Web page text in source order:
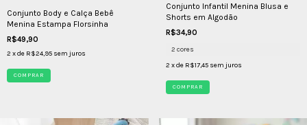
Conjunto Body e Calça Bebê
Menina Estampa Florsinha
R$49,90
2 x de R$24,95 sem juros
COMPRAR
Conjunto Infantil Menina Blusa e
Shorts em Algodão
R$34,90
2 cores
2 x de R$17,45 sem juros
COMPRAR